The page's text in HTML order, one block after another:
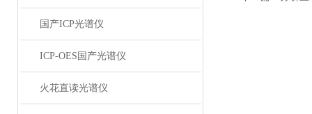
国产ICP光谱仪
ICP-OES国产光谱仪
火花直读光谱仪